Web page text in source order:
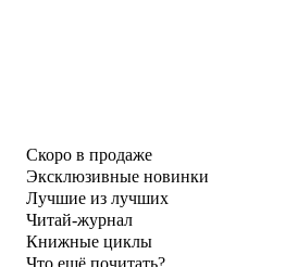
Скоро в продаже
Эксклюзивные новинки
Лучшие из лучших
Читай-журнал
Книжные циклы